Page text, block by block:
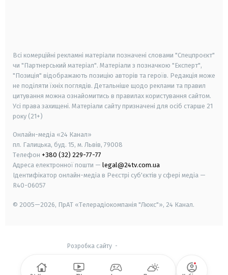
Всі комерційні рекламні матеріали позначені словами "Спецпроєкт"
чи "Партнерський матеріал". Матеріали з позначкою "Експерт",
"Позиція" відображають позицію авторів та героїв. Редакція може
не поділяти їхніх поглядів. Детальніше щодо реклами та правил
цитування можна ознайомитись в правилах користування сайтом.
Усі права захищені. Матеріали сайту призначені для осіб старше 21
року (21+)
Онлайн-медіа «24 Канал»
пл. Галицька, буд. 15, м. Львів, 79008
Телефон +380 (32) 229-77-77
Адреса електронної пошти — legal@24tv.com.ua
Ідентифікатор онлайн-медіа в Реєстрі суб'єктів у сфері медіа —
R40-06057
© 2005—2026, ПрАТ «Телерадіокомпанія "Люкс"», 24 Канал.
Розробка сайту-